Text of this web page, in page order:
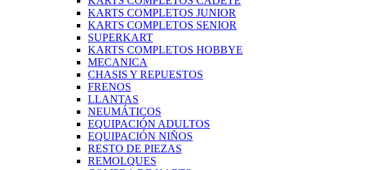
KARTS COMPLETOS JUNIOR
KARTS COMPLETOS SENIOR
SUPERKART
KARTS COMPLETOS HOBBYE
MECANICA
CHASIS Y REPUESTOS
FRENOS
LLANTAS
NEUMÁTICOS
EQUIPACIÓN ADULTOS
EQUIPACIÓN NIÑOS
RESTO DE PIEZAS
REMOLQUES